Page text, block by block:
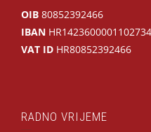
OIB 80852392466
IBAN
VAT ID HR80852392466
RADNO VRIJEME